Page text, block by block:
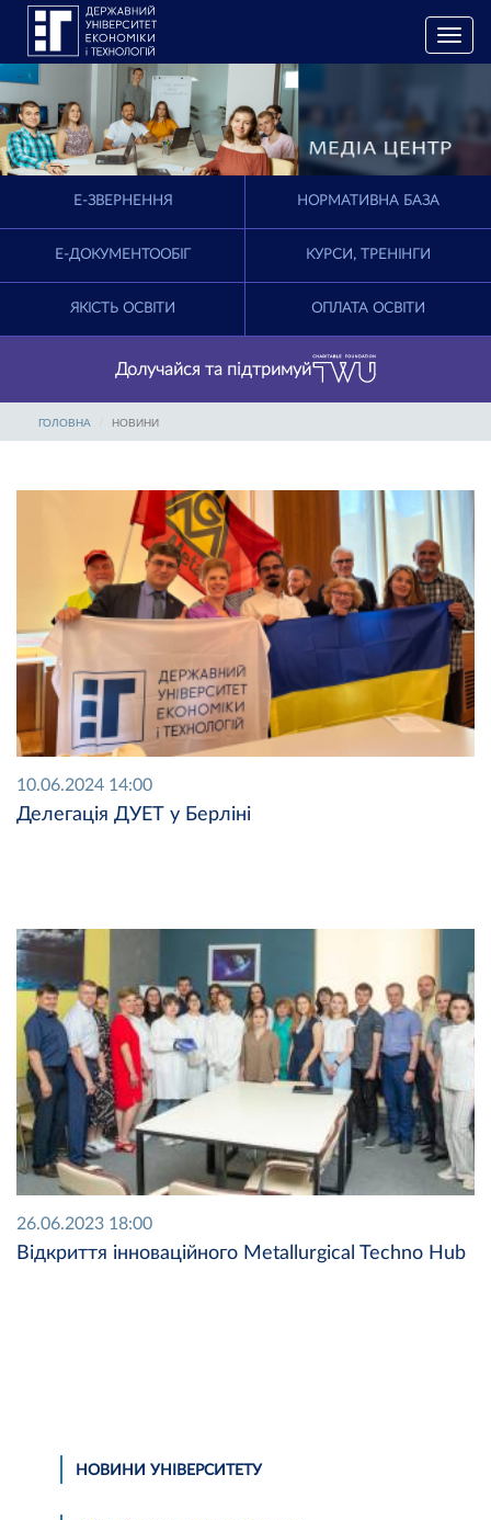
T
o
e
i
a
E-ЗВЕРНЕННЯ НОРМАТИВНА БАЗА
Е-ДОКУМЕНТООБІГ КУРСИ, ТРЕНІНГИ
ЯКІСТЬ ОСВІТИ ОПЛАТА ОСВІТИ
Долучайся та підтримуй
ГОЛОВНА НОВИНИ
10.06.2024 14:00
Делегація ДУЕТ у Берліні
26.06.2023 18:00
Відкриття інноваційного Metallurgical Techno Hub
НОВИНИ УНІВЕРСИТЕТУ